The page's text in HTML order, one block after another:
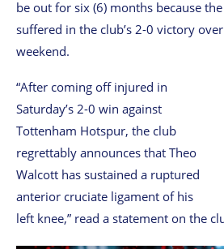
be out for six (6) months because
suffered in the club’s 2-0 victory
weekend.
“After coming off injured in
Saturday’s 2-0 win against
Tottenham Hotspur, the club
regrettably announces that Theo
Walcott has sustained a ruptured
anterior cruciate ligament of his
left knee,” read a statement on the